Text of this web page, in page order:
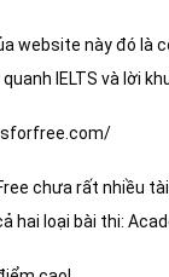
website này đó là
IELTS và lời
chưa rất nhiều
hai loại bài thi: